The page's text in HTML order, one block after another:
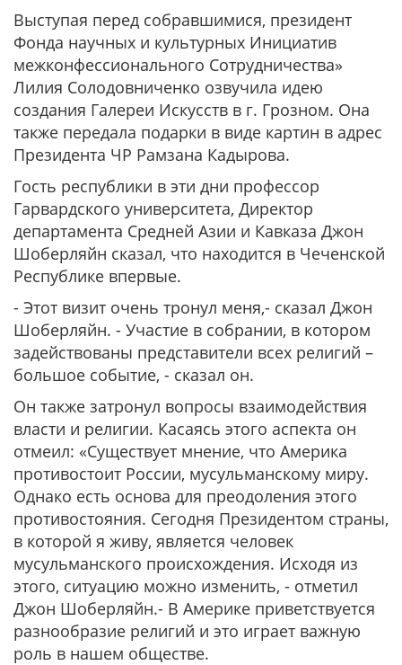
Выступая перед собравшимися, президент
Фонда научных и культурных Инициатив
межконфессионального Сотрудничества»
Лилия Солодовниченко озвучила идею
создания Галереи Искусств в г. Грозном. Она
также передала подарки в виде картин в адрес
Президента ЧР Рамзана Кадырова.
Гость республики в эти дни профессор
Гарвардского университета, Директор
департамента Средней Азии и Кавказа Джон
Шоберляйн сказал, что находится в Чеченской
Республике впервые.
- Этот визит очень тронул меня,- сказал Джон
Шоберляйн. - Участие в собрании, в котором
задействованы представители всех религий –
большое событие, - сказал он.
Он также затронул вопросы взаимодействия
власти и религии. Касаясь этого аспекта он
отмеил: «Существует мнение, что Америка
противостоит России, мусульманскому миру.
Однако есть основа для преодоления этого
противостояния. Сегодня Президентом страны,
в которой я живу, является человек
мусульманского происхождения. Исходя из
этого, ситуацию можно изменить, - отметил
Джон Шоберляйн.- В Америке приветствуется
разнообразие религий и это играет важную
роль в нашем обществе.